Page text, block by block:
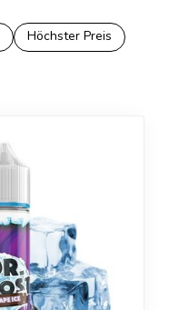
Höchster Preis